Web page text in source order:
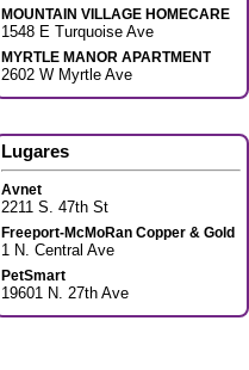
MOUNTAIN VILLAGE HOMECARE
1548 E Turquoise Ave
MYRTLE MANOR APARTMENT
2602 W Myrtle Ave
Lugares
Avnet
2211 S. 47th St
Freeport-McMoRan Copper & Gold
1 N. Central Ave
PetSmart
19601 N. 27th Ave